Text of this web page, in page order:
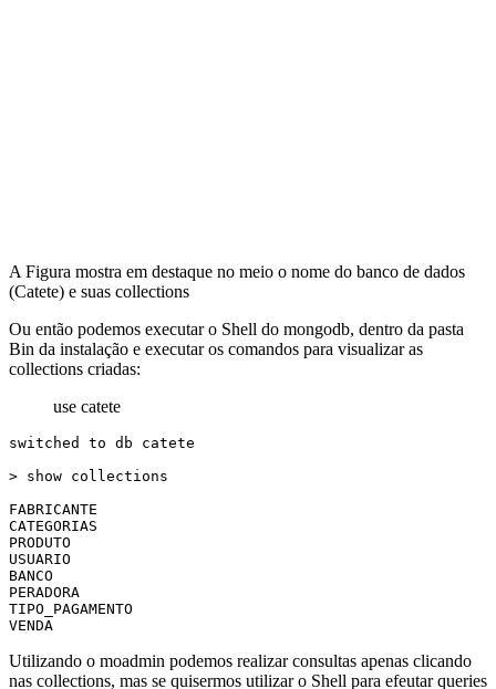
A Figura mostra em destaque no meio o nome do banco de dados
(Catete) e suas collections
Ou então podemos executar o Shell do mongodb, dentro da pasta
Bin da instalação e executar os comandos para visualizar as
collections criadas:
use catete
switched to db catete
> show collections
FABRICANTE
CATEGORIAS
PRODUTO
USUARIO
BANCO
PERADORA
TIPO_PAGAMENTO
VENDA
Utilizando o moadmin podemos realizar consultas apenas clicando
nas collections, mas se quisermos utilizar o Shell para efeutar queries